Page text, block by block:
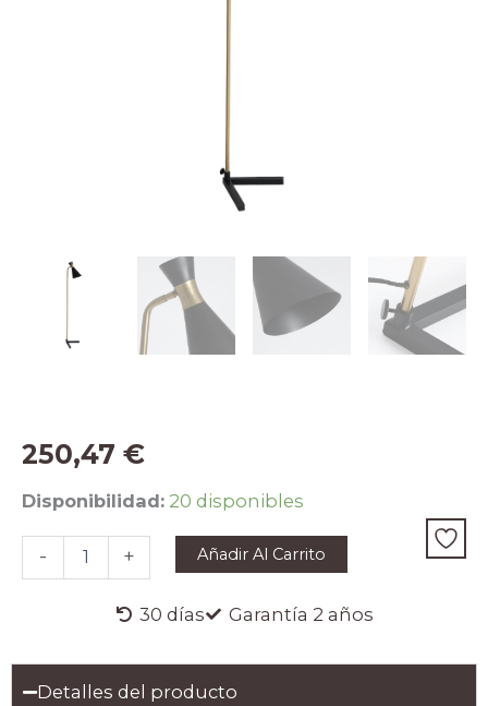
250,47 €
Disponibilidad: 20 disponibles
-
LÁMPARA
PIE
ORBE
cantidad
+ Añadir Al Carrito
30 días Garantía 2 años
Detalles del producto